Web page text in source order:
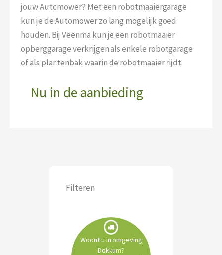
jouw Automower? Met een robotmaaiergarage
kun je de Automower zo lang mogelijk goed
houden. Bij Veenma kun je een robotmaaier
opberggarage verkrijgen als enkele robotgarage
of als plantenbak waarin de robotmaaier rijdt.
Nu in de aanbieding
Filteren
Woont u in omgeving
Dokkum?